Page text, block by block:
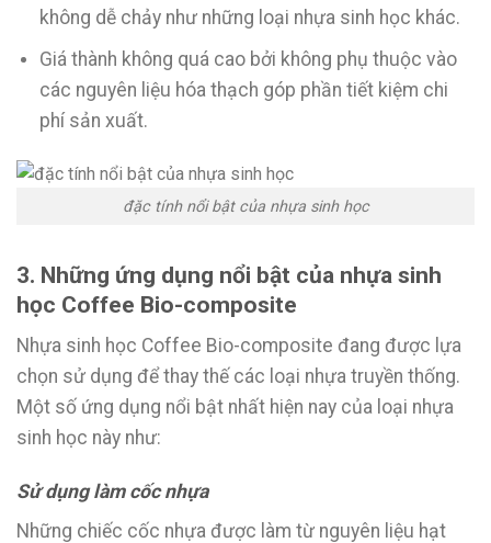
không dễ chảy như những loại nhựa sinh học khác.
Giá thành không quá cao bởi không phụ thuộc vào
các nguyên liệu hóa thạch góp phần tiết kiệm chi
phí sản xuất.
đặc tính nổi bật của nhựa sinh học
3. Những ứng dụng nổi bật của nhựa sinh
học Coffee Bio-composite
Nhựa sinh học Coffee Bio-composite đang được lựa
chọn sử dụng để thay thế các loại nhựa truyền thống.
Một số ứng dụng nổi bật nhất hiện nay của loại nhựa
sinh học này như:
Sử dụng làm cốc nhựa
Những chiếc cốc nhựa được làm từ nguyên liệu hạt